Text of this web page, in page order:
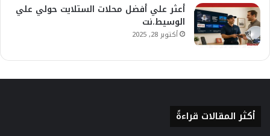
أعثر علي أفضل محلات الستلايت حولي علي
الوسيط.نت
أكتوبر 28, 2025
أكثر المقالات قراءةً